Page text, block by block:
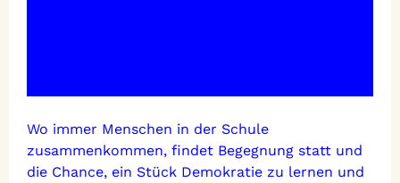
Wo immer Menschen in der Schule
zusammenkommen, findet Begegnung statt und
die Chance, ein Stück Demokratie zu lernen und